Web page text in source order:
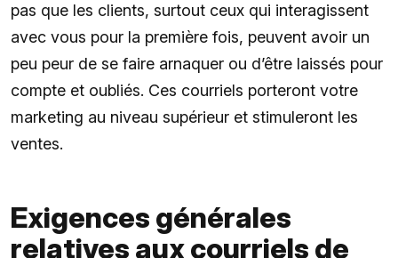
pas que les clients, surtout ceux qui interagissent
avec vous pour la première fois, peuvent avoir un
peu peur de se faire arnaquer ou d’être laissés pour
compte et oubliés. Ces courriels porteront votre
marketing au niveau supérieur et stimuleront les
ventes.
Exigences générales
relatives aux courriels de